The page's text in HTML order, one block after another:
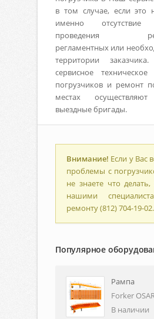
в том случае, если это
именно отсутствие
проведения
регламентных или
территории заказчика.
сервисное техническое
погрузчиков и ремонт
местах осуществляют
выездные бригады.
Внимание! Если у Вас
проблемы с
не знаете что делать,
нашими
ремонту (812) 704-19-02.
Популярное
Рампа
Forker
В наличии